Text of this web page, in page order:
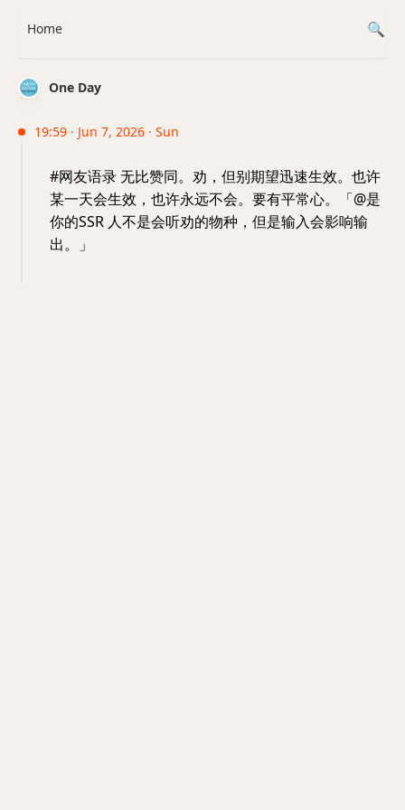
One Day
19:59 · Jun 7, 2026 · Sun
#网友语录 无比赞同。劝，但别期望迅速生效。也许
某一天会生效，也许永远不会。要有平常心。「@是
你的SSR 人不是会听劝的物种，但是输入会影响输
出。」
Home